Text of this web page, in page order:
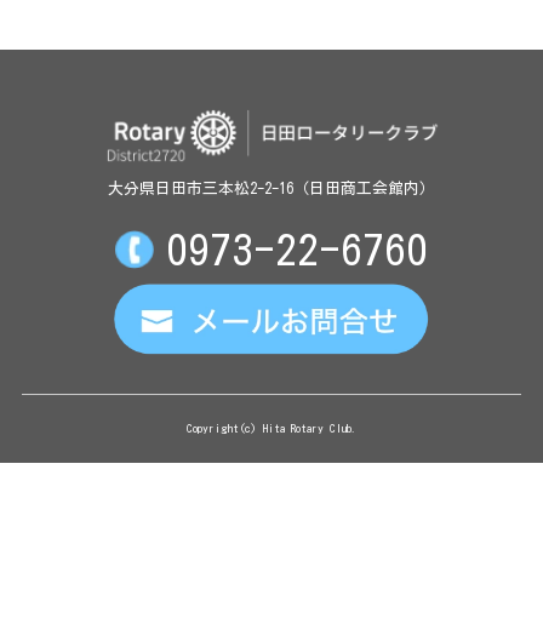
大分県日田市三本松2-2-16（日田商工会館内）
0973-22-6760
Copyright(c) Hita Rotary Club.